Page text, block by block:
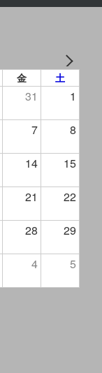
金 土
31 1
7 8
14 15
21 22
28 29
4 5